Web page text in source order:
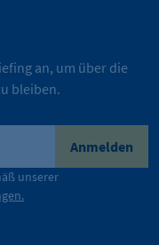
für die Vielfalt
was der Claim
Unternehmen
an, um über die
bleiben.
Anmelden
unserer